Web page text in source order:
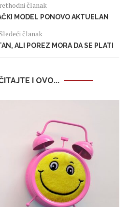
članak
MODEL PONOVO AKTUELAN
članak
ALI POREZ MORA DA SE PLATI
I OVO...